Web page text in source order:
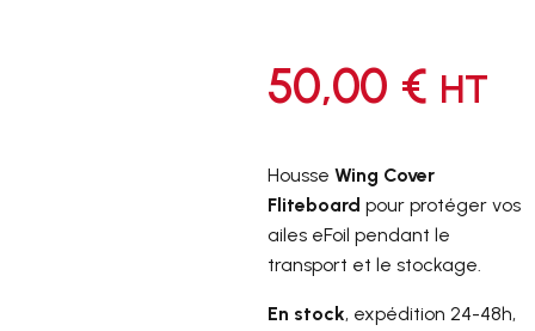
50,00 € HT
Housse Wing Cover
Fliteboard pour protéger vos
ailes eFoil pendant le
transport et le stockage.
En stock, expédition 24-48h,